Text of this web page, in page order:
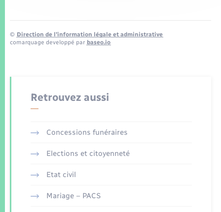
© Direction de l’information légale et administrative
comarquage developpé par baseo.io
Retrouvez aussi
Concessions funéraires
Elections et citoyenneté
Etat civil
Mariage – PACS